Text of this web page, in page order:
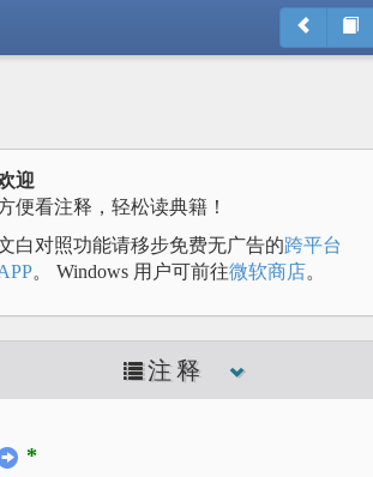
迎
便看注释，轻松读典籍！
白对照功能请移步免费无广告的跨平台
。 Windows 用户可前往微软商店。
注释
*